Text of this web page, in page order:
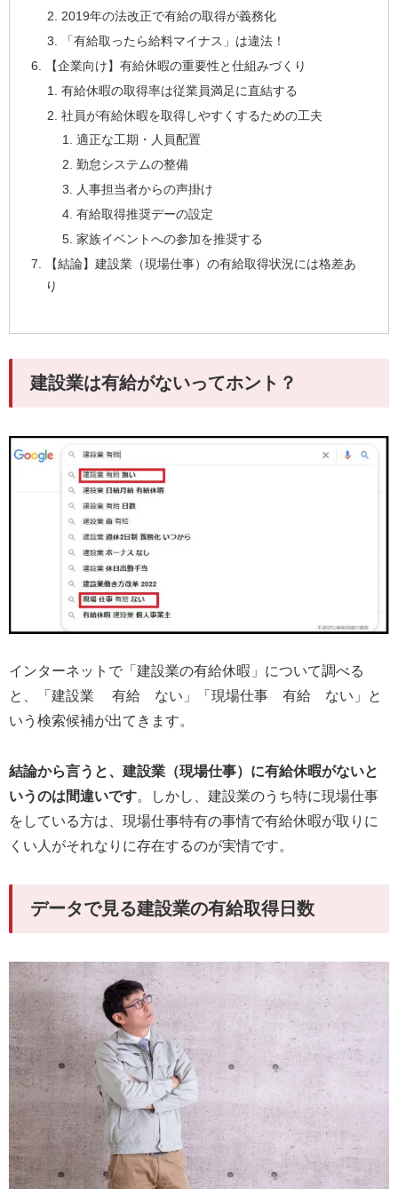
2019年の法改正で有給の取得が義務化
「有給取ったら給料マイナス」は違法！
【企業向け】有給休暇の重要性と仕組みづくり
有給休暇の取得率は従業員満足に直結する
社員が有給休暇を取得しやすくするための工夫
適正な工期・人員配置
勤怠システムの整備
人事担当者からの声掛け
有給取得推奨デーの設定
家族イベントへの参加を推奨する
【結論】建設業（現場仕事）の有給取得状況には格差あ
り
建設業は有給がないってホント？
インターネットで「建設業の有給休暇」について調べる
と、「建設業 有給 ない」「現場仕事 有給 ない」と
いう検索候補が出てきます。
結論から言うと、建設業（現場仕事）に有給休暇がないと
いうのは間違いです。しかし、建設業のうち特に現場仕事
をしている方は、現場仕事特有の事情で有給休暇が取りに
くい人がそれなりに存在するのが実情です。
データで見る建設業の有給取得日数